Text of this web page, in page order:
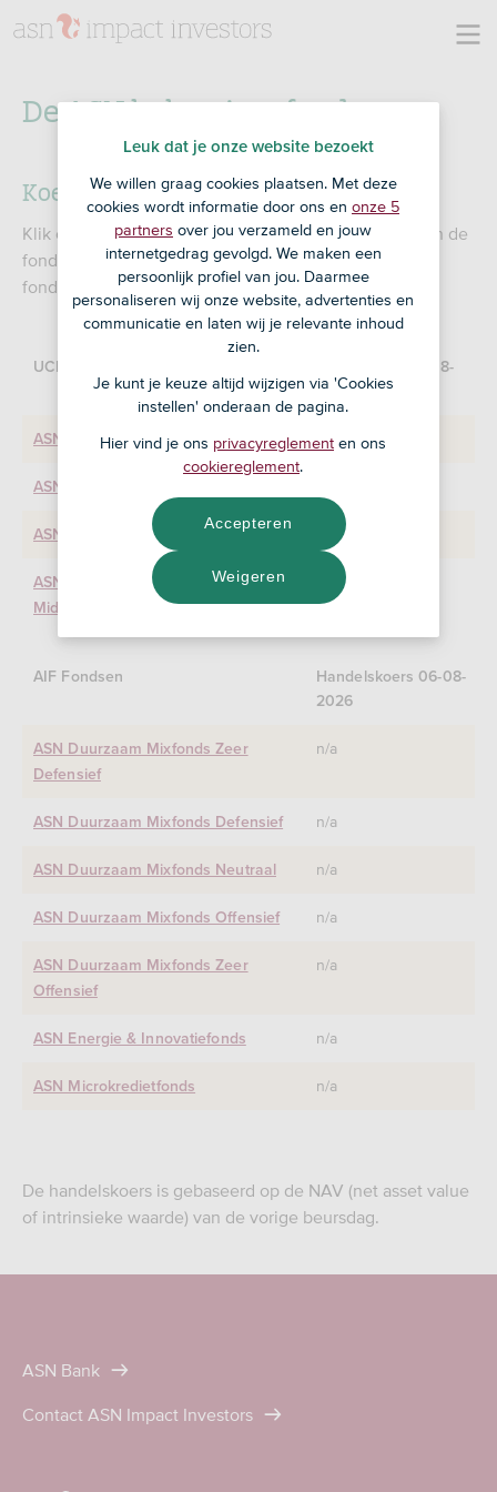
De ASN beleggingsfondsen
Koersen ASN beleggingsfondsen
Klik op de naam van het fonds voor de kenmerken van de
fondsen, de rendementsontwikkeling en de
fondsdocumenten.
UCITS Fondsen
Handelskoers 06-08-
2026
ASN Duurzaam Aandelenfonds n/a
ASN Duurzaam Obligatiefonds
ASN Milieu & Waterfonds
ASN Duurzaam Small &
Midcapfonds
AIF Fondsen
Handelskoers 06-08-
2026
ASN Duurzaam Mixfonds Zeer
Defensief
n/a
ASN Duurzaam Mixfonds Defensief n/a
ASN Duurzaam Mixfonds Neutraal n/a
ASN Duurzaam Mixfonds Offensief n/a
ASN Duurzaam Mixfonds Zeer
Offensief
n/a
ASN Energie & Innovatiefonds n/a
ASN Microkredietfonds n/a
De handelskoers is gebaseerd op de NAV (net asset value
of intrinsieke waarde) van de vorige beursdag.
ASN Bank
Contact ASN Impact Investors
Leuk dat je onze website bezoekt
We willen graag cookies plaatsen. Met deze
cookies wordt informatie door ons en onze 5
partners over jou verzameld en jouw
internetgedrag gevolgd. We maken een
persoonlijk profiel van jou. Daarmee
personaliseren wij onze website, advertenties en
communicatie en laten wij je relevante inhoud
zien.
Je kunt je keuze altijd wijzigen via 'Cookies
instellen' onderaan de pagina.
Hier vind je ons privacyreglement en ons
cookiereglement.
Weigeren
Accepteren